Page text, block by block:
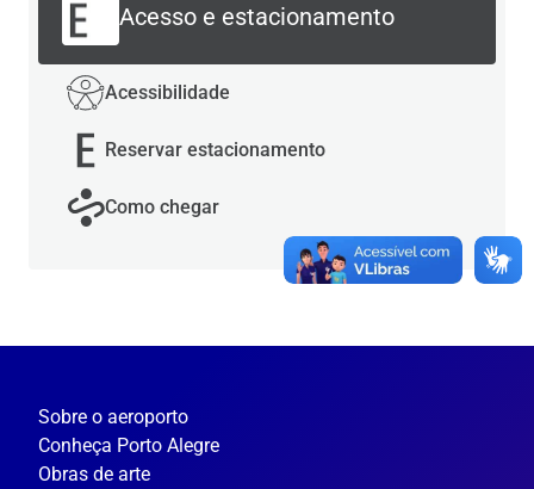
Acesso e estacionamento
Acessibilidade
Reservar estacionamento
Como chegar
Sobre o aeroporto
Conheça Porto Alegre
Obras de arte